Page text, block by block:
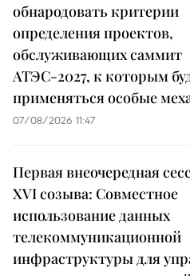
обнародовать критерии
определения проектов,
обслуживающих саммит
АТЭС-2027, к которым
применяться особые
07/08/2026 11:47
Первая внеочередная
XVI созыва: Совместное
использование данных
телекоммуникационной
инфраструктуры для